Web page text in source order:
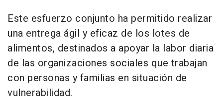
Este esfuerzo conjunto ha permitido realizar
una entrega ágil y eficaz de los lotes de
alimentos, destinados a apoyar la labor diaria
de las organizaciones sociales que trabajan
con personas y familias en situación de
vulnerabilidad.